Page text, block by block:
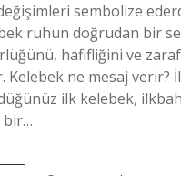
sembolize
ruhun doğrudan bir
hafifliğini ve
Kelebek ne mesaj verir?
ilk kelebek,
bir…